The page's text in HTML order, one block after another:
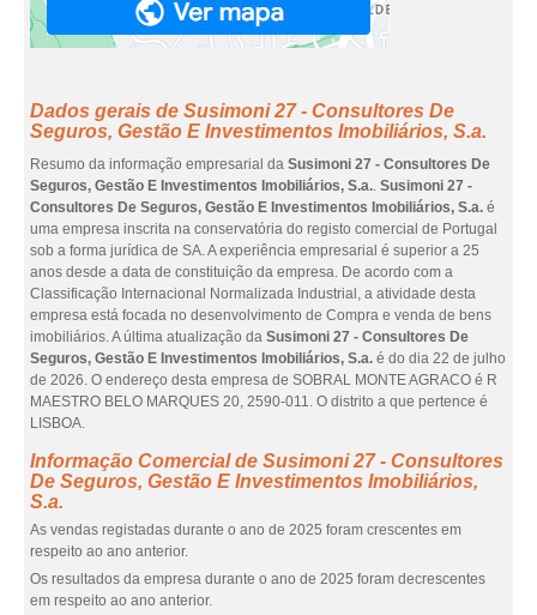
Dados gerais de Susimoni 27 - Consultores De
Seguros, Gestão E Investimentos Imobiliários, S.a.
Resumo da informação empresarial da Susimoni 27 - Consultores De
Seguros, Gestão E Investimentos Imobiliários, S.a.. Susimoni 27 -
Consultores De Seguros, Gestão E Investimentos Imobiliários, S.a. é
uma empresa inscrita na conservatória do registo comercial de Portugal
sob a forma jurídica de SA. A experiência empresarial é superior a 25
anos desde a data de constituição da empresa. De acordo com a
Classificação Internacional Normalizada Industrial, a atividade desta
empresa está focada no desenvolvimento de Compra e venda de bens
imobiliários. A última atualização da Susimoni 27 - Consultores De
Seguros, Gestão E Investimentos Imobiliários, S.a. é do dia 22 de julho
de 2026. O endereço desta empresa de SOBRAL MONTE AGRACO é R
MAESTRO BELO MARQUES 20, 2590-011. O distrito a que pertence é
LISBOA.
Informação Comercial de Susimoni 27 - Consultores
De Seguros, Gestão E Investimentos Imobiliários,
S.a.
As vendas registadas durante o ano de 2025 foram crescentes em
respeito ao ano anterior.
Os resultados da empresa durante o ano de 2025 foram decrescentes
em respeito ao ano anterior.